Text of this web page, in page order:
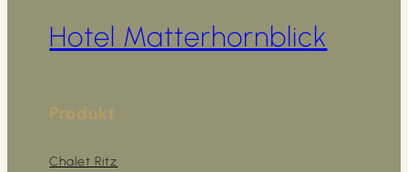
Hotel Matterhornblick
Produkt
Chalet Ritz